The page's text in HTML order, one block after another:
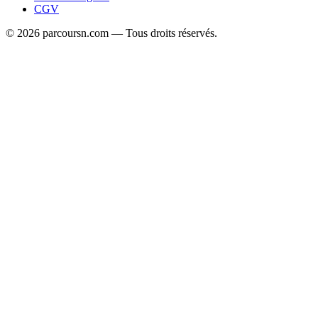
CGV
© 2026 parcoursn.com — Tous droits réservés.